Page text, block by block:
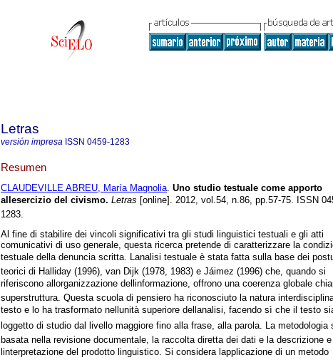
Letras
versión impresa ISSN 0459-1283
Resumen
CLAUDEVILLE ABREU, María Magnolia. Uno studio testuale come apporto
allesercizio del civismo. Letras [online]. 2012, vol.54, n.86, pp.57-75. ISSN
1283.
Al fine di stabilire dei vincoli significativi tra gli studi linguistici testuali e gli atti
comunicativi di uso generale, questa ricerca pretende di caratterizzare la
testuale della denuncia scritta. Lanalisi testuale è stata fatta sulla base dei
teorici di Halliday (1996), van Dijk (1978, 1983) e Jáimez (1996) che, quando si
riferiscono allorganizzazione dellinformazione, offrono una coerenza globale
superstruttura. Questa scuola di pensiero ha riconosciuto la natura
testo e lo ha trasformato nellunità superiore dellanalisi, facendo sì che il testo
loggetto di studio dal livello maggiore fino alla frase, alla parola. La metodologia
basata nella revisione documentale, la raccolta diretta dei dati e la descrizione e
linterpretazione del prodotto linguistico. Si considera lapplicazione di un metodo